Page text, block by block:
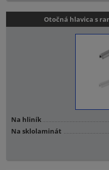
Otočná hlavica s
Na hliník
Na sklolaminát